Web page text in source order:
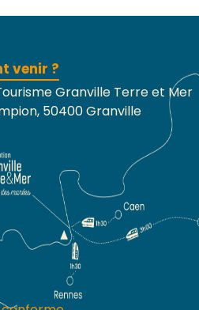
venir ?
Granville Terre et Mer
50400 Granville